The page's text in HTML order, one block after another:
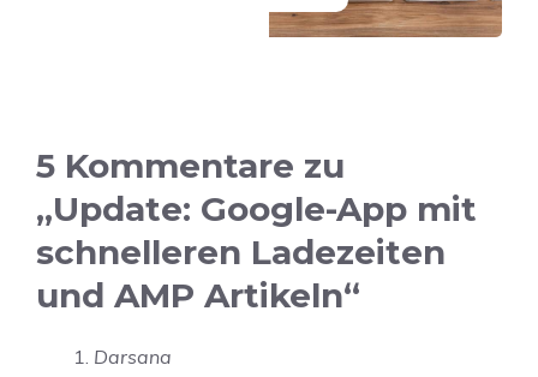
5 Kommentare zu
„Update: Google-App mit
schnelleren Ladezeiten
und AMP Artikeln“
Darsana